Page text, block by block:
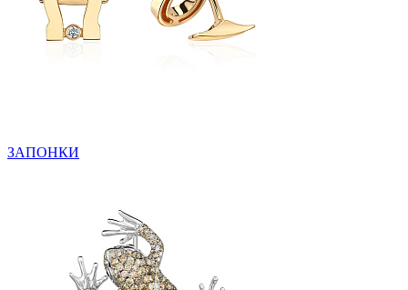
ЗАПОНКИ